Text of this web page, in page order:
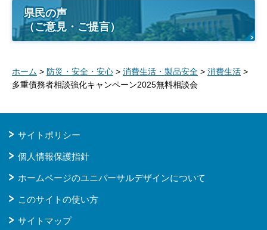
県民の声
（ご意見・ご提言）
ホーム > 防災・安全・安心 > 消費生活・製品安全 > 消費生活 >
多重債務者相談強化キャンペーン2025無料相談会
サイトポリシー
個人情報保護指針
ホームページのユニバーサルデザインについて
このサイトの使い方
サイトマップ